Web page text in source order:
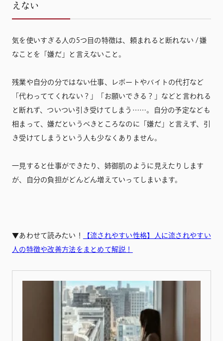
えない
気を使いすぎる人の5つ目の特徴は、頼まれると断れない / 嫌
なことを「嫌だ」と言えないこと。
残業や自分の分ではない仕事、レポートやバイトの代打など
「代わっててくれない？」「お願いできる？」などと言われる
と断れず、ついつい引き受けてしまう……。自分の予定なども
相まって、嫌だというべきところなのに「嫌だ」と言えず、引
き受けてしまうという人も少なくありません。
一見すると仕事ができたり、姉御肌のように見えたりします
が、自分の負担がどんどん増えていってしまいます。
▼あわせて読みたい！
【流されやすい性格】人に流されやすい
人の特徴や改善方法をまとめて解説！